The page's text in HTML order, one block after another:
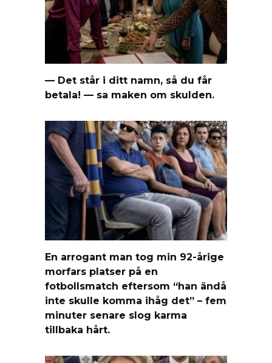
— Det står i ditt namn, så du får
betala! — sa maken om skulden.
En arrogant man tog min 92-årige
morfars platser på en
fotbollsmatch eftersom “han ändå
inte skulle komma ihåg det” – fem
minuter senare slog karma
tillbaka hårt.